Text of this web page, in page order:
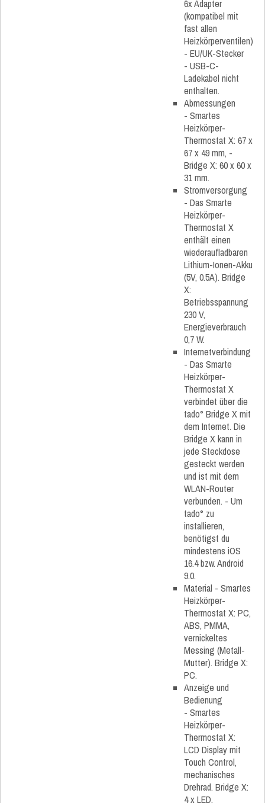
6x Adapter
(kompatibel mit
fast allen
Heizkörperventilen)
- EU/UK-Stecker
- USB-C-
Ladekabel nicht
enthalten.
Abmessungen
- Smartes
Heizkörper-
Thermostat X: 67 x
67 x 49 mm, -
Bridge X: 60 x 60 x
31 mm.
Stromversorgung
- Das Smarte
Heizkörper-
Thermostat X
enthält einen
wiederaufladbaren
Lithium-Ionen-Akku
(5V, 0.5A). Bridge
X:
Betriebsspannung
230 V,
Energieverbrauch
0,7 W.
Internetverbindung
- Das Smarte
Heizkörper-
Thermostat X
verbindet über die
tado° Bridge X mit
dem Internet. Die
Bridge X kann in
jede Steckdose
gesteckt werden
und ist mit dem
WLAN-Router
verbunden. - Um
tado° zu
installieren,
benötigst du
mindestens iOS
16.4 bzw. Android
9.0.
Material - Smartes
Heizkörper-
Thermostat X: PC,
ABS, PMMA,
vernickeltes
Messing (Metall-
Mutter). Bridge X:
PC.
Anzeige und
Bedienung
- Smartes
Heizkörper-
Thermostat X:
LCD Display mit
Touch Control,
mechanisches
Drehrad. Bridge X:
4 x LED.